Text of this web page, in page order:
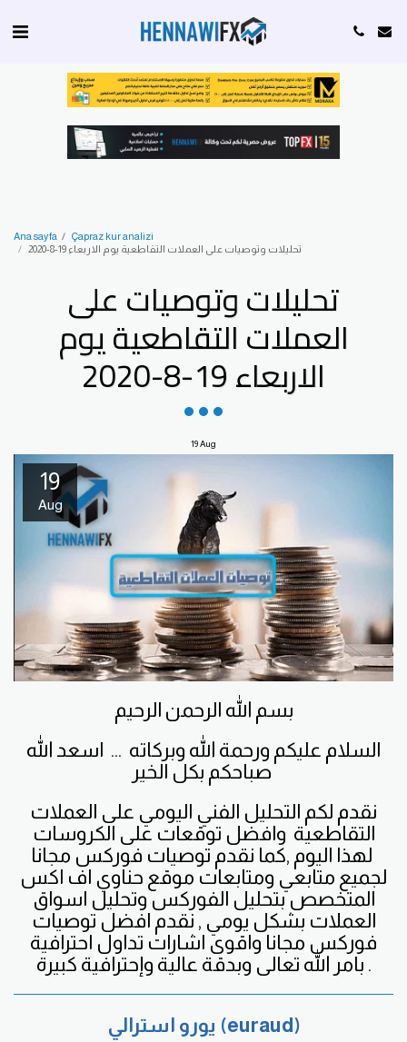
Ana sayfa
Çapraz kur analizi
تحليلات وتوصيات على العملات التقاطعية يوم الاربعاء 19-8-2020
تحليلات وتوصيات على
العملات التقاطعية يوم
الاربعاء 19-8-2020
19Aug
19
Aug
بسم الله الرحمن الرحيم
السلام عليكم ورحمة الله وبركاته ... اسعد الله
صباحكم بكل الخير
نقدم لكم التحليل الفني اليومي على العملات
التقاطعية وافضل توقعات على الكروسات
لهذا اليوم ,كما نقدم توصيات فوركس مجانا
لجميع متابعي ومتابعات موقع حناوي اف اكس
المتخصص بتحليل الفوركس وتحليل اسواق
العملات بشكل يومي , نقدم افضل توصيات
فوركس مجانا واقوى اشارات تداول احترافية
بامر الله تعالى وبدقة عالية وإحترافية كبيرة .
يورو استرالي (euraud)